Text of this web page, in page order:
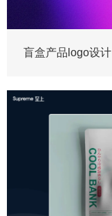
盲盒产品logo设计